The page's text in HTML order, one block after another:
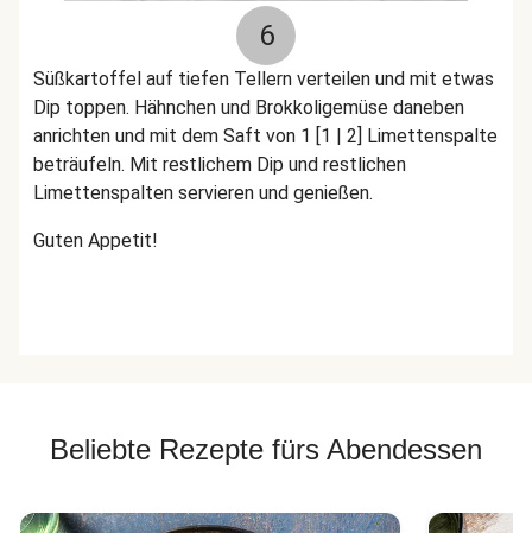
6
Süßkartoffel auf tiefen Tellern verteilen und mit etwas
Dip toppen. Hähnchen und Brokkoligemüse daneben
anrichten und mit dem Saft von 1 [1 | 2] Limettenspalte
beträufeln. Mit restlichem Dip und restlichen
Limettenspalten servieren und genießen.
Guten Appetit!
Beliebte Rezepte fürs Abendessen